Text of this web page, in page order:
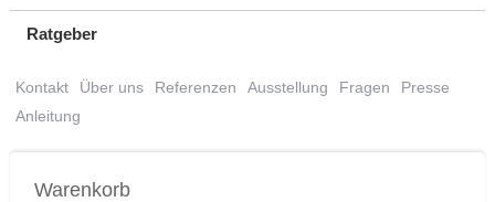
Ratgeber
Kontakt Über uns Referenzen Ausstellung Fragen
Presse
Anleitung
Warenkorb